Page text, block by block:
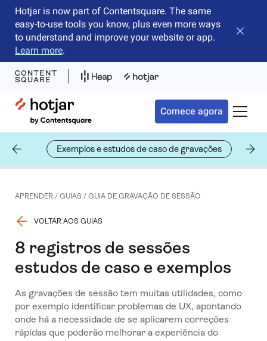
Hotjar is now part of Contentsquare. The same
easy-to-use tools you know, plus even more ways
to understand and improve your website or app.
Learn more.
Fechar
Hotjar Logo
Comece agora
Exemplos e estudos de caso de gravações
APRENDER/ GUIAS / GUIA DE GRAVAÇÃO DE SESSÃO
VOLTAR AOS GUIAS
8 registros de sessões
estudos de caso e exemplos
As gravações de sessão tem muitas utilidades, como
por exemplo identificar problemas de UX, apontando
onde há a necessidade de se aplicarem correções
rápidas que poderão melhorar a experiência do